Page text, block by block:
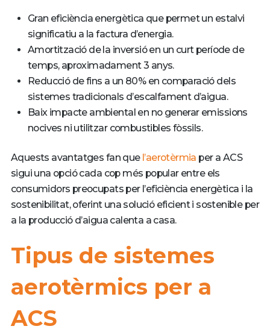
Gran eficiència energètica que permet un estalvi
significatiu a la factura d’energia.
Amortització de la inversió en un curt període de
temps, aproximadament 3 anys.
Reducció de fins a un 80% en comparació dels
sistemes tradicionals d’escalfament d’aigua.
Baix impacte ambiental en no generar emissions
nocives ni utilitzar combustibles fòssils.
Aquests avantatges fan que l’aerotèrmia per a ACS
sigui una opció cada cop més popular entre els
consumidors preocupats per l’eficiència energètica i la
sostenibilitat, oferint una solució eficient i sostenible per
a la producció d’aigua calenta a casa.
Tipus de sistemes
aerotèrmics per a
ACS